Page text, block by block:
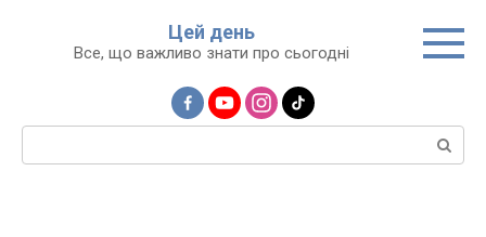
Цей день
Все, що важливо знати про сьогодні
Пошук: